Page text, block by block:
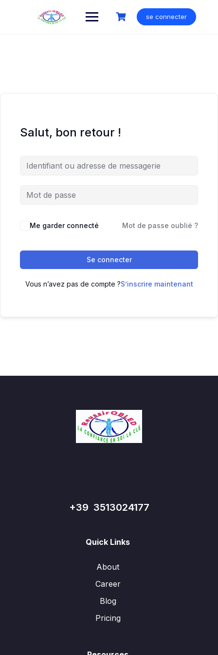
se connecter
Salut, bon retour !
Me garder connecté Mot de passe oublié ?
Se connecter
Vous n’avez pas de compte ?S’inscrire maintenant
+39 3513024177
Quick Links
About
Career
Blog
Pricing